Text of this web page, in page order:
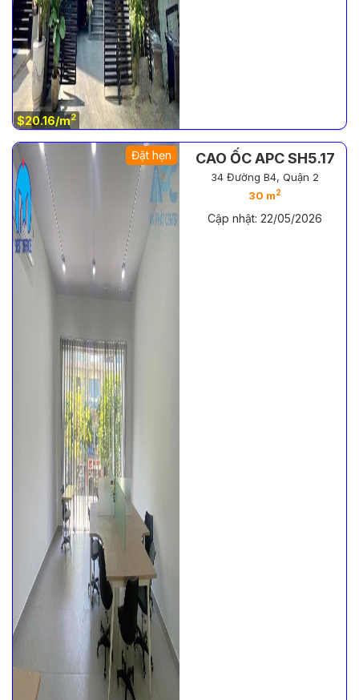
$20.16/m2
Đặt hẹn CAO ỐC APC SH5.17
34 Đường B4, Quận 2
30 m2
Cập nhật: 22/05/2026